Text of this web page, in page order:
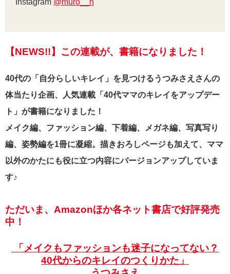
Instagram @muro__h
【NEWS!!】この連載が、書籍になりました！
40代の「自分らしいキレイ」を見つけるうつみさえさんの
体当たり企画、人気連載「40代ママのキレイをアップデー
ト」が書籍になりました！
メイク編、ファッション編、下着編、メガネ編、写真写り
編、姿勢編を1冊に凝縮。描きおろしページも加えて、ママ
以外のかたにも役に立つ内容にバージョンアップしていま
す♪
ただいま、Amazonほか各ネット書店で好評発売
中！
「メイクもファッションも迷子になってない？
40代からのキレイのつくりかた」